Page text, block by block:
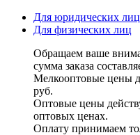
Для юридических
Для физических лиц
Обращаем ваше
сумма заказа
Мелкооптовые цены
руб.
Оптовые цены
оптовых ценах.
Оплату принимаем